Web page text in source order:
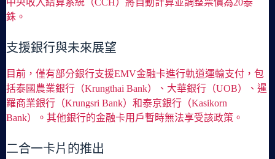
中央收入結算系統（CCH）將自動計算並調整票價為20泰
銖。
支援銀行與未來展望
目前，僅有部分銀行支援EMV金融卡進行軌道運輸支付，包
括泰國農業銀行（Krungthai Bank）、大華銀行（UOB）、暹
羅商業銀行（Krungsri Bank）和泰京銀行（Kasikorn
Bank）。其他銀行的金融卡用戶暫時無法享受該政策。
二合一卡片的推出